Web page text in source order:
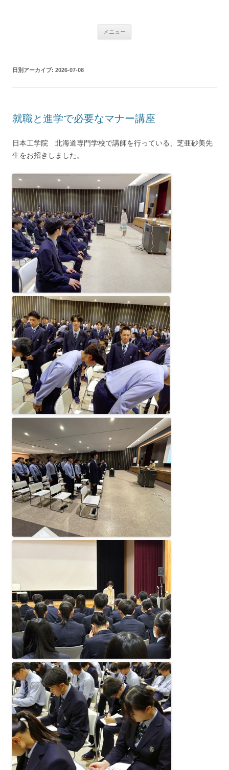
プ
室蘭高等学校
メニュー
日別アーカイブ: 2026-07-08
就職と進学で必要なマナー講座
日本工学院 北海道専門学校で講師を行っている、芝亜砂美先
生をお招きしました。